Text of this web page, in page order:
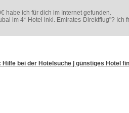
habe ich für dich im Internet gefunden.
im 4* Hotel inkl. Emirates-Direktflug"? Ich
Hilfe bei der Hotelsuche | günstiges Hotel